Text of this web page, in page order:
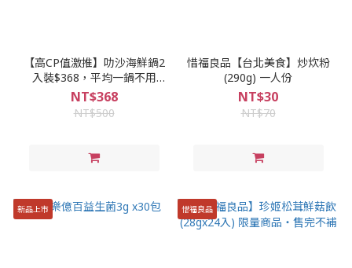
【高CP值激推】叻沙海鮮鍋2
入裝$368，平均一鍋不用
$200！
NT$368
NT$500
惜福良品【台北美食】炒炊粉
(290g) 一人份
NT$30
NT$70
新品上市 惜福良品